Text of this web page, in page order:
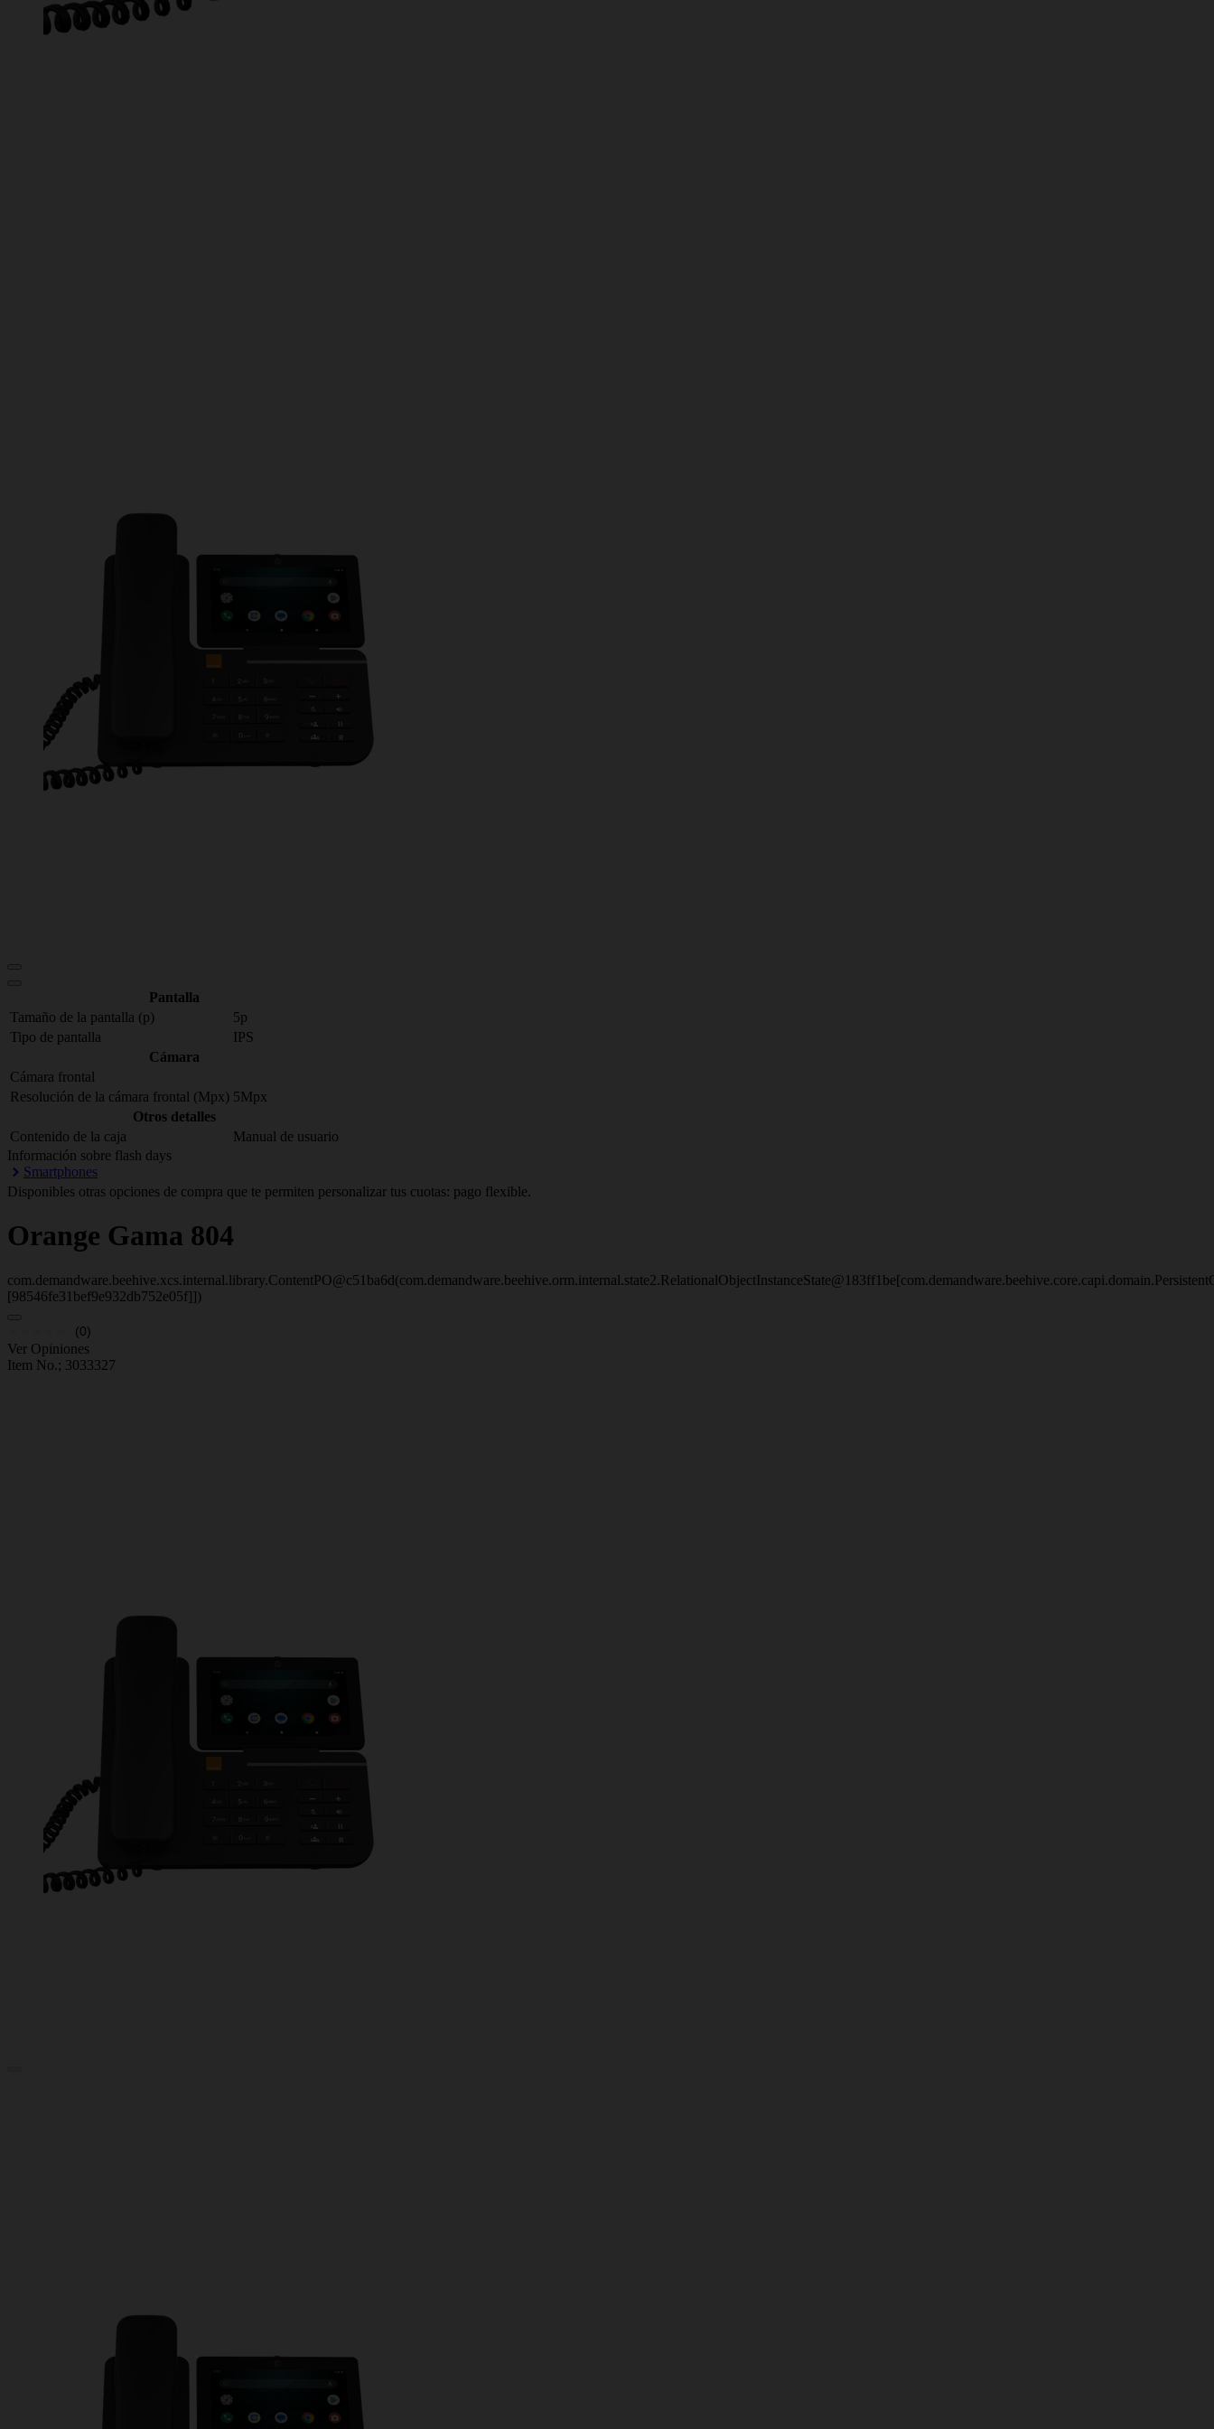
Pantalla
Tamaño de la pantalla (p)
5p
Tipo de pantalla
IPS
Cámara
Cámara frontal
Resolución de la cámara frontal (Mpx) 5Mpx
Otros detalles
Contenido de la caja
Manual de usuario
Información sobre flash days
Smartphones
Disponibles otras opciones de compra que te permiten personalizar tus cuotas: pago flexible.
Orange Gama 804
[98546fe31bef9e932db752e05f]])
(0)
Ver Opiniones
Item No.; 3033327